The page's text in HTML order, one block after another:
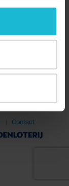
cookies via
Contact